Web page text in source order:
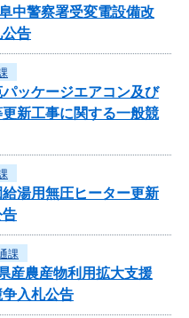
中警察署受変電設備改
告
パッケージエアコン及び
新工事に関する一般競
給湯用無圧ヒーター更新
告
課
産農産物利用拡大支援
入札公告